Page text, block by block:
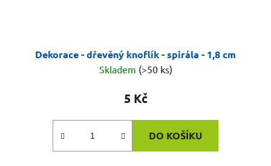
Dekorace - dřevěný knoflík - spirála - 1,8 cm
Skladem (>50 ks)
5 Kč
DO KOŠÍKU